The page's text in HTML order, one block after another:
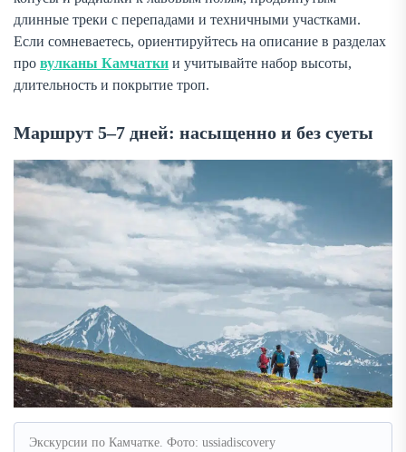
длинные треки с перепадами и техничными участками.
Если сомневаетесь, ориентируйтесь на описание в разделах
про вулканы Камчатки и учитывайте набор высоты,
длительность и покрытие троп.
Маршрут 5–7 дней: насыщенно и без суеты
Экскурсии по Камчатке. Фото: ussiadiscovery